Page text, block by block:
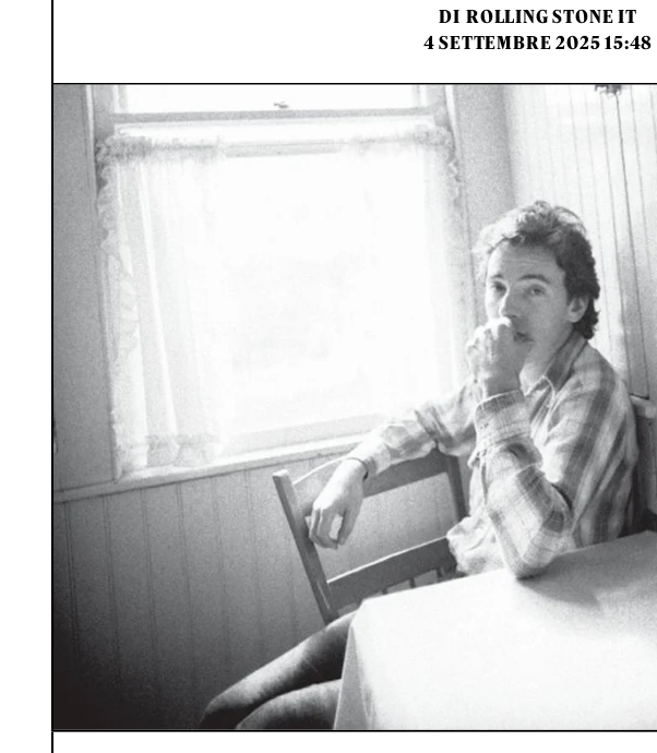
DI ROLLING STONE IT
4 SETTEMBRE 2025 15:48